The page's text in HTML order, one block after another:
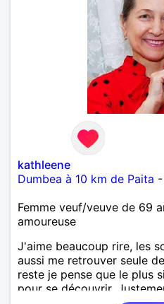
kathleene
Dumbea à 10 km de Paita
Femme veuf/veuve de 69
amoureuse
J'aime beaucoup rire, les
aussi me retrouver seule
reste je pense que le plus
pour se découvrir.